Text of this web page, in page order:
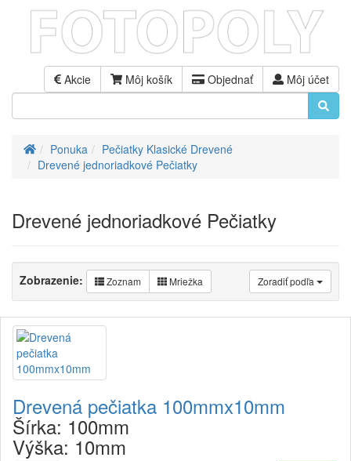
Akcie Môj košík Objednať Môj účet
ÚvodPonuka
Pečiatky Klasické Drevené
Drevené jednoriadkové Pečiatky
Drevené jednoriadkové Pečiatky
Zoradiť podľa
Zobrazenie: Zoznam Mriežka
Drevená pečiatka 100mmx10mm
Šírka: 100mm
Výška: 10mm